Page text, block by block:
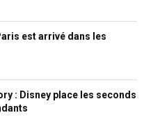
est arrivé dans les
: Disney place les seconds